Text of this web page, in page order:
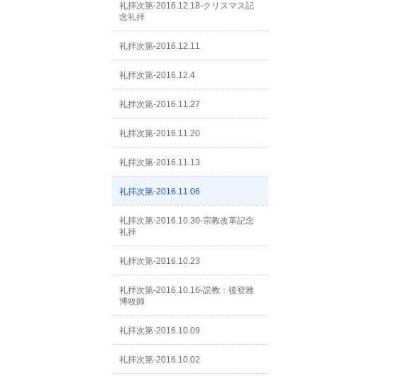
礼拝次第-2016.12.18-クリスマス記
念礼拝
礼拝次第-2016.12.11
礼拝次第-2016.12.4
礼拝次第-2016.11.27
礼拝次第-2016.11.20
礼拝次第-2016.11.13
礼拝次第-2016.11.06
礼拝次第-2016.10.30-宗教改革記念
礼拝
礼拝次第-2016.10.23
礼拝次第-2016.10.16-説教：後登雅
博牧師
礼拝次第-2016.10.09
礼拝次第-2016.10.02